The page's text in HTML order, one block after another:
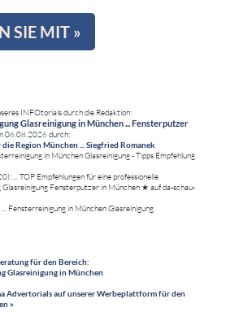
SIE MIT »
INFOtorials durch die Redaktion:
Glasreinigung in München ... Fensterputzer
06.08.2026 durch:
Region München ... Siegfried Romanek
in München Glasreinigung - Tipps Empfehlung
... TOP Empfehlungen für eine professionelle
Glasreinigung Fensterputzer in München ★ auf da-schau-
Fensterreinigung in München Glasreinigung
für den Bereich:
Glasreinigung in München
Advertorials auf unserer Werbeplattform für den
»